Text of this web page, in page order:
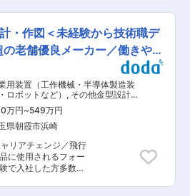
行い、汎用部品を極
ています。国内の職
組み上げる釣竿な
世界中の釣人を魅了
誕生しました。 それ
パレル用品にいたる
います。 ・当社は
を行い、現在までに
展開しています。製
ユーザーからも高い
つつあります。 要素
ニーズを事業へつな
めの増員募集です。
起点に情報収集を行
方針を策定いただき
評価まで開発を推進
いきます。 ※技術と
でを支える業務イメ
収集から企画、開発
担しながら進めてい
理職で総合管理して
開発案件を管理して
ーマを主導し顧客提
部門を統括し、人材
・作図＜未経験から技術職デ
老舗優良メーカー／働きやす
用装置（工作機械・半導体製造装
ロボットなど） , その他金型設計
開発（金属・鉄鋼）
万円~549万円
県朝霞市浜崎
リアチェンジ／飛行
に使用されるフォー
で入社した方多数で